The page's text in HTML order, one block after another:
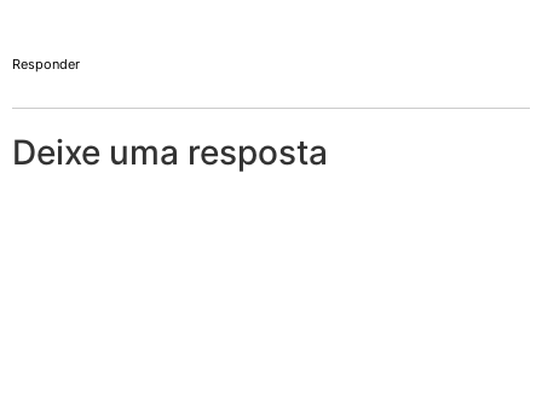
Responder
Deixe uma resposta